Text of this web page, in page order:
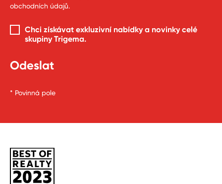
obchodních údajů.
Chci získávat exkluzivní nabídky a novinky celé
skupiny Trigema.
* Povinná pole